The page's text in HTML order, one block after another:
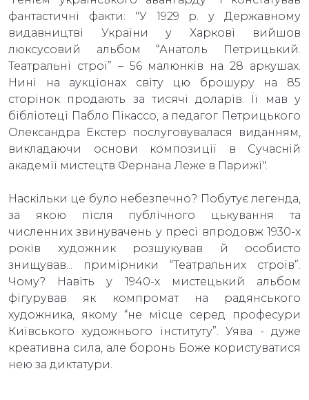
фантастичні факти: "У 1929 р. у Державному
видавництві України у Харкові вийшов
люксусовий альбом “Анатоль Петрицький.
Театральні строї” – 56 малюнків на 28 аркушах.
Нині на аукціонах світу цю брошуру на 85
сторінок продають за тисячі доларів. Її мав у
бібліотеці Пабло Пікассо, а педагог Петрицького
Олександра Екстер послуговувалася виданням,
викладаючи основи композиції в Сучасній
академії мистецтв Фернана Леже в Парижі".
Наскільки це було небезпечно? Побутує легенда,
за якою після публічного цькування та
численних звинувачень у пресі впродовж 1930-х
років художник розшукував й особисто
знищував... примірники “Театральних строїв”.
Чому? Навіть у 1940-х мистецький альбом
фігурував як компромат на радянського
художника, якому “не місце серед професури
Київського художнього інституту”. Уява - дуже
креативна сила, але боронь Боже користуватися
нею за диктатури.